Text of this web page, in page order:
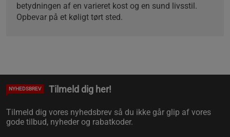
betydningen af ​​en varieret kost og en sund livsstil.
Opbevar på et køligt tørt sted.
NYHEDSBREV Tilmeld dig her!
Tilmeld dig vores nyhedsbrev så du ikke går glip af vores
gode tilbud, nyheder og rabatkoder.